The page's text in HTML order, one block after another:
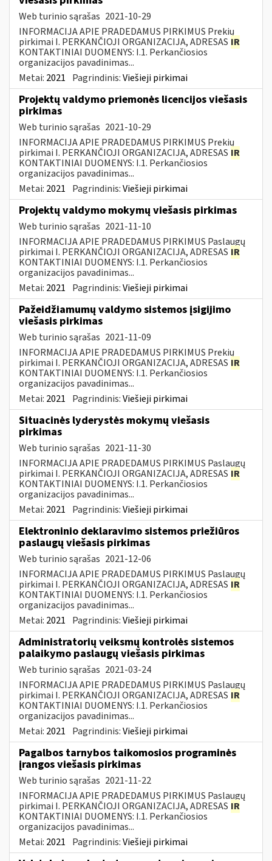
Web turinio sąrašas 2021-10-29
INFORMACIJA APIE PRADEDAMUS PIRKIMUS Prekių
pirkimai I. PERKANČIOJI ORGANIZACIJA, ADRESAS IR
KONTAKTINIAI DUOMENYS: I.1. Perkančiosios
organizacijos pavadinimas...
Metai: 2021 Pagrindinis:Viešieji pirkimai
Projektų valdymo priemonės licencijos viešasis
pirkimas
Web turinio sąrašas 2021-10-29
INFORMACIJA APIE PRADEDAMUS PIRKIMUS Prekių
pirkimai I. PERKANČIOJI ORGANIZACIJA, ADRESAS IR
KONTAKTINIAI DUOMENYS: I.1. Perkančiosios
organizacijos pavadinimas...
Metai: 2021 Pagrindinis:Viešieji pirkimai
Projektų valdymo mokymų viešasis pirkimas
Web turinio sąrašas 2021-11-10
INFORMACIJA APIE PRADEDAMUS PIRKIMUS Paslaugų
pirkimai I. PERKANČIOJI ORGANIZACIJA, ADRESAS IR
KONTAKTINIAI DUOMENYS: I.1. Perkančiosios
organizacijos pavadinimas...
Metai: 2021 Pagrindinis:Viešieji pirkimai
Pažeidžiamumų valdymo sistemos įsigijimo
viešasis pirkimas
Web turinio sąrašas 2021-11-09
INFORMACIJA APIE PRADEDAMUS PIRKIMUS Prekių
pirkimai I. PERKANČIOJI ORGANIZACIJA, ADRESAS IR
KONTAKTINIAI DUOMENYS: I.1. Perkančiosios
organizacijos pavadinimas...
Metai: 2021 Pagrindinis:Viešieji pirkimai
Situacinės lyderystės mokymų viešasis
pirkimas
Web turinio sąrašas 2021-11-30
INFORMACIJA APIE PRADEDAMUS PIRKIMUS Paslaugų
pirkimai I. PERKANČIOJI ORGANIZACIJA, ADRESAS IR
KONTAKTINIAI DUOMENYS: I.1. Perkančiosios
organizacijos pavadinimas...
Metai: 2021 Pagrindinis:Viešieji pirkimai
Elektroninio deklaravimo sistemos priežiūros
paslaugų viešasis pirkimas
Web turinio sąrašas 2021-12-06
INFORMACIJA APIE PRADEDAMUS PIRKIMUS Paslaugų
pirkimai I. PERKANČIOJI ORGANIZACIJA, ADRESAS IR
KONTAKTINIAI DUOMENYS: I.1. Perkančiosios
organizacijos pavadinimas...
Metai: 2021 Pagrindinis:Viešieji pirkimai
Administratorių veiksmų kontrolės sistemos
palaikymo paslaugų viešasis pirkimas
Web turinio sąrašas 2021-03-24
INFORMACIJA APIE PRADEDAMUS PIRKIMUS Paslaugų
pirkimai I. PERKANČIOJI ORGANIZACIJA, ADRESAS IR
KONTAKTINIAI DUOMENYS: I.1. Perkančiosios
organizacijos pavadinimas...
Metai: 2021 Pagrindinis:Viešieji pirkimai
Pagalbos tarnybos taikomosios programinės
įrangos viešasis pirkimas
Web turinio sąrašas 2021-11-22
INFORMACIJA APIE PRADEDAMUS PIRKIMUS Paslaugų
pirkimai I. PERKANČIOJI ORGANIZACIJA, ADRESAS IR
KONTAKTINIAI DUOMENYS: I.1. Perkančiosios
organizacijos pavadinimas...
Metai: 2021 Pagrindinis:Viešieji pirkimai